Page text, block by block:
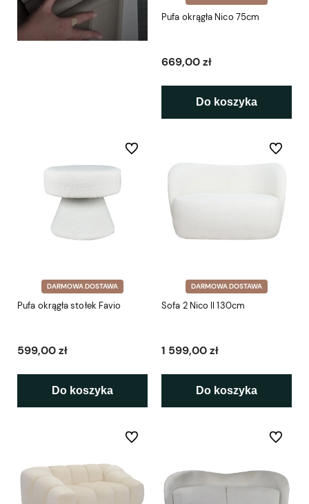
Pufa okrągła Nico 75cm
669,00 zł
Do koszyka
DARMOWA DOSTAWA
Pufa okrągła stołek Favio
599,00 zł
Do koszyka
Do ulubionych
DARMOWA DOSTAWA
Sofa 2 Nico II 130cm
1 599,00 zł
Do koszyka
Do
Do ulubionych Do